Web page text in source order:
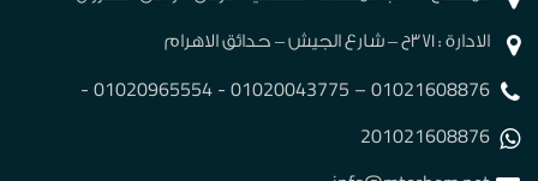
الادارة : 371ح – شارع الجيش – حدائق الاهرام
01021608876 – 01020043775 - 01020965554 -
201021608876